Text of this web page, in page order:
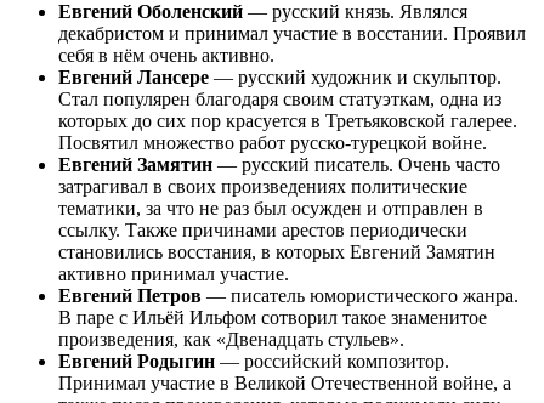
Евгений Оболенский — русский князь. Являлся
декабристом и принимал участие в восстании. Проявил
себя в нём очень активно.
Евгений Лансере — русский художник и скульптор.
Стал популярен благодаря своим статуэткам, одна из
которых до сих пор красуется в Третьяковской галерее.
Посвятил множество работ русско-турецкой войне.
Евгений Замятин — русский писатель. Очень часто
затрагивал в своих произведениях политические
тематики, за что не раз был осужден и отправлен в
ссылку. Также причинами арестов периодически
становились восстания, в которых Евгений Замятин
активно принимал участие.
Евгений Петров — писатель юмористического жанра.
В паре с Ильёй Ильфом сотворил такое знаменитое
произведения, как «Двенадцать стульев».
Евгений Родыгин — российский композитор.
Принимал участие в Великой Отечественной войне, а